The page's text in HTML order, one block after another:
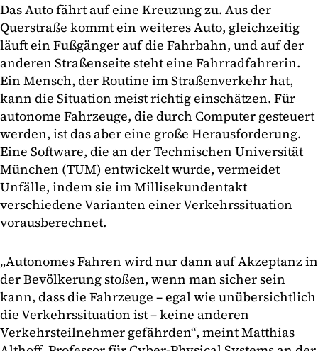
Das Auto fährt auf eine Kreuzung zu. Aus der
Querstraße kommt ein weiteres Auto, gleichzeitig
läuft ein Fußgänger auf die Fahrbahn, und auf der
anderen Straßenseite steht eine Fahrradfahrerin.
Ein Mensch, der Routine im Straßenverkehr hat,
kann die Situation meist richtig einschätzen. Für
autonome Fahrzeuge, die durch Computer gesteuert
werden, ist das aber eine große Herausforderung.
Eine Software, die an der Technischen Universität
München (TUM) entwickelt wurde, vermeidet
Unfälle, indem sie im Millisekundentakt
verschiedene Varianten einer Verkehrssituation
vorausberechnet.
„Autonomes Fahren wird nur dann auf Akzeptanz in
der Bevölkerung stoßen, wenn man sicher sein
kann, dass die Fahrzeuge – egal wie unübersichtlich
die Verkehrssituation ist – keine anderen
Verkehrsteilnehmer gefährden“, meint Matthias